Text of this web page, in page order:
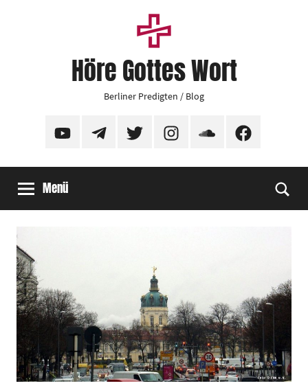
Höre Gottes Wort
Berliner Predigten / Blog
YouTubeTelegramTwitter InstagramSoundCloudFacebook
Menü